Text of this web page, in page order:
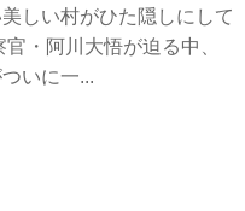
しい村がひた隠しにして
・阿川大悟が迫る中、
いに一...